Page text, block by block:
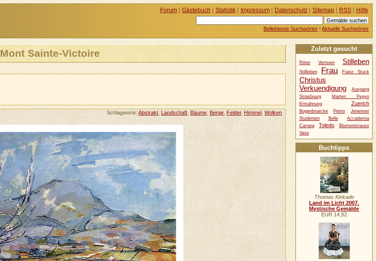
Mont Sainte-Victoire
Schlagworte:Abstrakt Landschaft Bäume Berge Felder, Himmel ,Wolken
Forum| Gästebuch | Statistik| Impressum| Datenschutz| Sitemap| RSS| Hilfe
Beliebteste Suchwörter |Aktuelle Suchwörter
Zuletzt gesucht
Ritter Vermeer Stilleben
Stillleben Frau Franz Stuck
Christus
Verkuendigung
Ausgang
Strasbourg
Marten Pepyn
Ermahnung
Zuerich
Bogenbruecke Pietro
Jenenser
Studenten
Belle
Accademia
Carrara
Toledo
Blumenstrauss
Vase
Buchtipps
Thomas Kinkade
Land im Licht 2007.
Mystische Gemälde
EUR 14,92